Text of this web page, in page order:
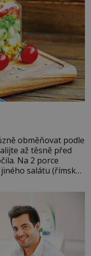
obměňovat podle
až těsně před
Na 2 porce
salátu (římský
olivového oleje ✿ 1